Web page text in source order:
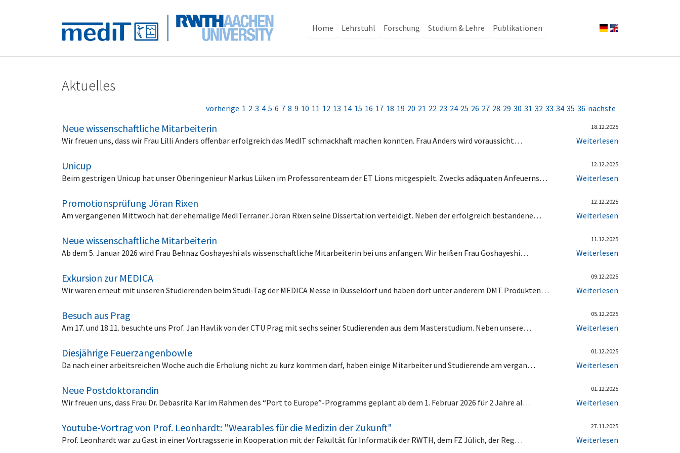
Home Lehrstuhl Forschung Studium & Lehre Publikationen
Aktuelles
vorherige 1 2 3 4 5 6 7 8 9 10 11 12 13 14 15 16 17 18 19 20 21 22 23 24 25 26 27 28 29 30 31 32 33 34 35 36 nächste
Neue wissenschaftliche Mitarbeiterin 18.12.2025
Wir freuen uns, dass wir Frau Lilli Anders offenbar erfolgreich das MedIT schmackhaft machen konnten. Frau Anders wird voraussicht… Weiterlesen
Unicup 12.12.2025
Beim gestrigen Unicup hat unser Oberingenieur Markus Lüken im Professorenteam der ET Lions mitgespielt. Zwecks adäquaten Anfeuerns… Weiterlesen
Promotionsprüfung Jöran Rixen 12.12.2025
Am vergangenen Mittwoch hat der ehemalige MedITerraner Jöran Rixen seine Dissertation verteidigt. Neben der erfolgreich bestandene… Weiterlesen
Neue wissenschaftliche Mitarbeiterin 11.12.2025
Ab dem 5. Januar 2026 wird Frau Behnaz Goshayeshi als wissenschaftliche Mitarbeiterin bei uns anfangen. Wir heißen Frau Goshayeshi… Weiterlesen
Exkursion zur MEDICA 09.12.2025
Wir waren erneut mit unseren Studierenden beim Studi-Tag der MEDICA Messe in Düsseldorf und haben dort unter anderem DMT Produkten… Weiterlesen
Besuch aus Prag 05.12.2025
Am 17. und 18.11. besuchte uns Prof. Jan Havlik von der CTU Prag mit sechs seiner Studierenden aus dem Masterstudium. Neben unsere… Weiterlesen
Diesjährige Feuerzangenbowle 01.12.2025
Da nach einer arbeitsreichen Woche auch die Erholung nicht zu kurz kommen darf, haben einige Mitarbeiter und Studierende am vergan… Weiterlesen
Neue Postdoktorandin 01.12.2025
Wir freuen uns, dass Frau Dr. Debasrita Kar im Rahmen des “Port to Europe”-Programms geplant ab dem 1. Februar 2026 für 2 Jahre al… Weiterlesen
Youtube-Vortrag von Prof. Leonhardt: "Wearables für die Medizin der Zukunft" 27.11.2025
Prof. Leonhardt war zu Gast in einer Vortragsserie in Kooperation mit der Fakultät für Informatik der RWTH, dem FZ Jülich, der Reg… Weiterlesen